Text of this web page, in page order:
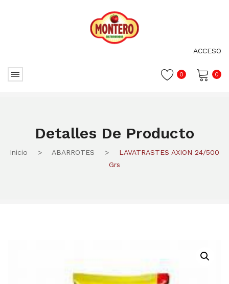
ACCESO
0
0
Detalles De Producto
Inicio > ABARROTES >
LAVATRASTES AXION 24/500
Grs